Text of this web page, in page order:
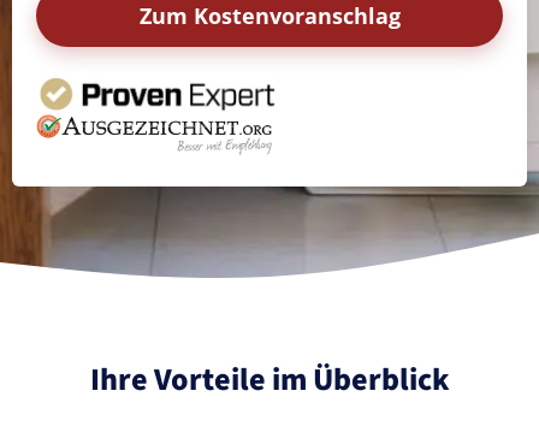
Zum Kostenvoranschlag
Ihre Vorteile im Überblick